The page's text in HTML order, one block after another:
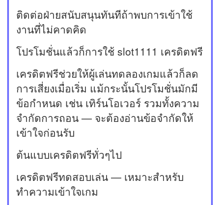
ติดต่อฝ่ายสนับสนุนทันทีถ้าพบการเข้าใช้
งานที่ไม่คาดคิด
โปรโมชั่นแล้วก็การใช้ slot1111 เครดิตฟรี
เครดิตฟรีช่วยให้ผู้เล่นทดลองเกมแล้วก็ลด
การเสี่ยงเมื่อเริ่ม แม้กระนั้นโปรโมชั่นมักมี
ข้อกำหนด เช่น เทิร์นโอเวอร์ รวมทั้งความ
จำกัดการถอน — จะต้องอ่านข้อจำกัดให้
เข้าใจก่อนรับ
ต้นแบบเครดิตฟรีทั่วๆไป
เครดิตฟรีทดสอบเล่น — เหมาะสำหรับ
ทำความเข้าใจเกม